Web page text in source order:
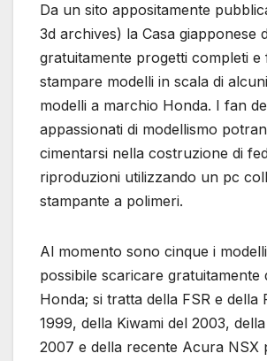
Da un sito appositamente
3d archives) la Casa giapponese
gratuitamente progetti completi e
stampare modelli in scala di
modelli a marchio Honda. I fan
appassionati di modellismo
cimentarsi nella costruzione di
riproduzioni utilizzando un pc
stampante a polimeri.
Al momento sono cinque i
possibile scaricare gratuitamente
Honda; si tratta della FSR e della
1999, della Kiwami del 2003,
2007 e della recente Acura NSX